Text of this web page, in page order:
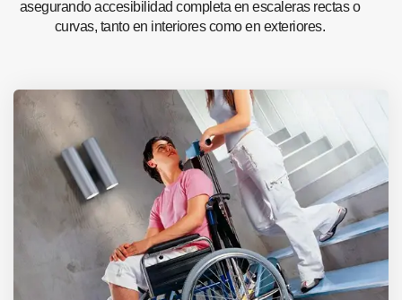
asegurando accesibilidad completa en escaleras rectas o
curvas, tanto en interiores como en exteriores.